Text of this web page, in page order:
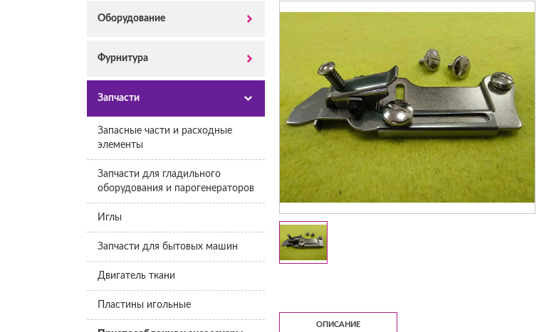
Оборудование
Фурнитура
Запчасти
Запасные части и расходные
элементы
Запчасти для гладильного
оборудования и парогенераторов
Иглы
Запчасти для бытовых машин
Двигатель ткани
Пластины игольные
ОПИСАНИЕ